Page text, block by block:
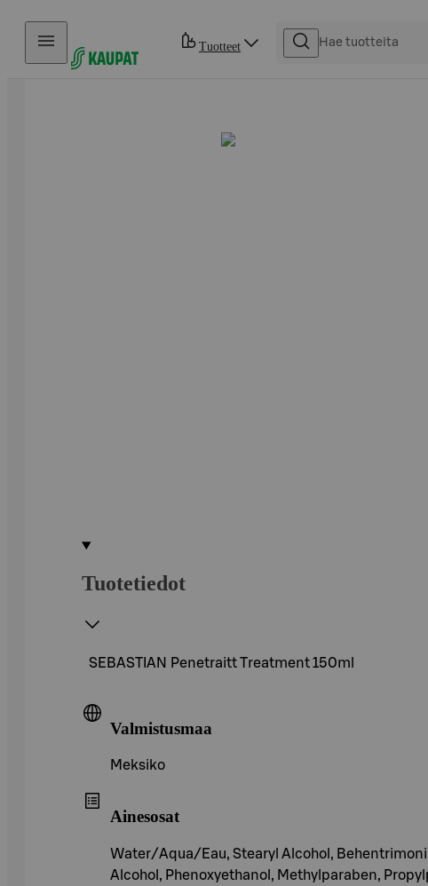
Hyppää sisältöön
Tuotteet
Tuotetiedot
SEBASTIAN Penetraitt Treatment 150ml
Valmistusmaa
Meksiko
Ainesosat
Water/Aqua/Eau, Stearyl Alcohol,
Alcohol, Phenoxyethanol, Methylparaben,